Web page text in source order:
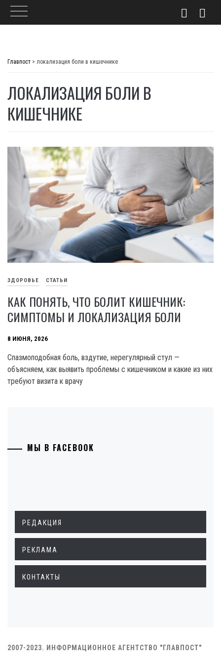
Главпост > локализация боли в кишечнике
ЛОКАЛИЗАЦИЯ БОЛИ В
КИШЕЧНИКЕ
ЗДОРОВЬЕ СТАТЬИ
КАК ПОНЯТЬ, ЧТО БОЛИТ КИШЕЧНИК:
СИМПТОМЫ И ЛОКАЛИЗАЦИЯ БОЛИ
8 ИЮНЯ, 2026
Спазмоподобная боль, вздутие, нерегулярный стул —
объясняем, как выявить проблемы с кишечником и какие из них
требуют визита к врачу
МЫ В FACEBOOK
РЕДАКЦИЯ
РЕКЛАМА
КОНТАКТЫ
2007-2023. ИНФОРМАЦИОННОЕ АГЕНТСТВО "ГЛАВПОСТ"